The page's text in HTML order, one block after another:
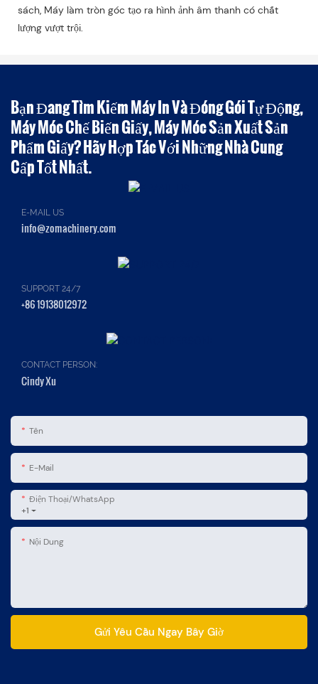
sách, Máy làm tròn góc tạo ra hình ảnh âm thanh có chất
lượng vượt trội.
Bạn Đang Tìm Kiếm Máy In Và Đóng Gói Tự Động,
Máy Móc Chế Biến Giấy, Máy Móc Sản Xuất Sản
Phẩm Giấy? Hãy Hợp Tác Với Những Nhà Cung
Cấp Tốt Nhất.
E-MAIL US
info@zomachinery.com
SUPPORT 24/7
+86 19138012972
CONTACT PERSON:
Cindy Xu
Tên
E-Mail
+1
Điện Thoại/WhatsApp
Nội Dung
Gửi Yêu Cầu Ngay Bây Giờ